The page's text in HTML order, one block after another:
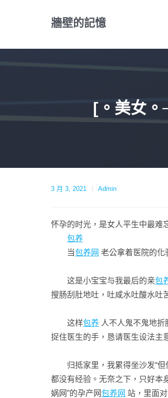
牆壁的記憶
[。美女。
3 月 3, 2021 Admin
怀孕的时光，是女人平生中最难
包养
当包养网 老公拿着医院的化
这是小宝宝与我最后的亲包
搜肠刮肚地吐，吐咸水吐酸水吐
这样包养 人不人鬼不鬼地
捉住医生的手，恳请医生设法主
归抵家里，我累得坐沙发“但
都没有经验。无奈之下，只好本
娲网”的孕产网包养网 站，里面